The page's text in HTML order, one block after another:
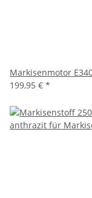
Markisenmotor
199,95 € *